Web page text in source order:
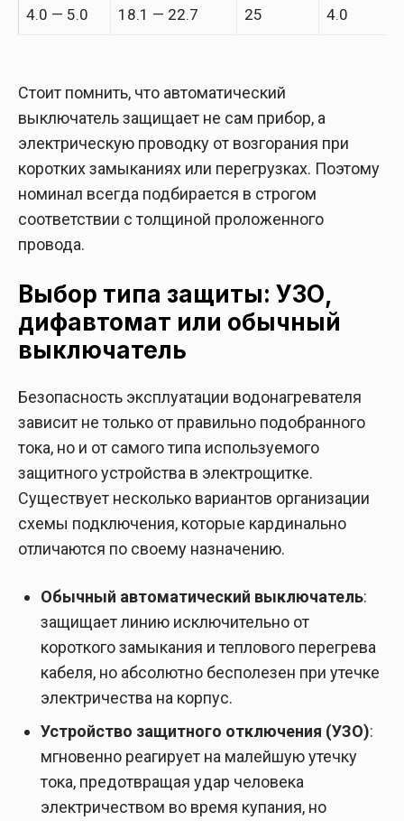
4.0 — 5.0 18.1 — 22.7 25 4.0
Стоит помнить, что автоматический
выключатель защищает не сам прибор, а
электрическую проводку от возгорания при
коротких замыканиях или перегрузках. Поэтому
номинал всегда подбирается в строгом
соответствии с толщиной проложенного
провода.
Выбор типа защиты: УЗО,
дифавтомат или обычный
выключатель
Безопасность эксплуатации водонагревателя
зависит не только от правильно подобранного
тока, но и от самого типа используемого
защитного устройства в электрощитке.
Существует несколько вариантов организации
схемы подключения, которые кардинально
отличаются по своему назначению.
Обычный автоматический выключатель:
защищает линию исключительно от
короткого замыкания и теплового перегрева
кабеля, но абсолютно бесполезен при утечке
электричества на корпус.
Устройство защитного отключения (УЗО):
мгновенно реагирует на малейшую утечку
тока, предотвращая удар человека
электричеством во время купания, но